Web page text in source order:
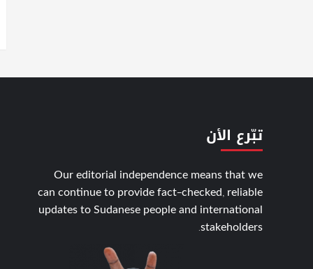
تبّرع الأن
Our editorial independence means that we
can continue to provide fact-checked, reliable
updates to Sudanese people and international
stakeholders.